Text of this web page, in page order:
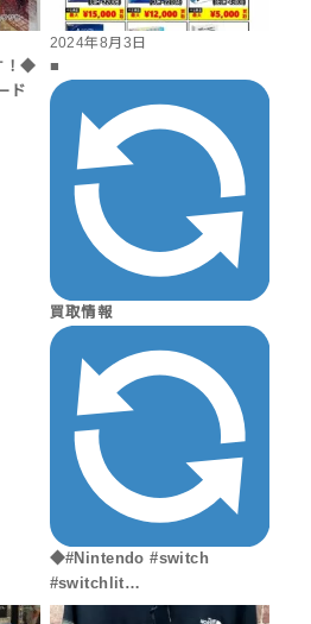
！◆
ド
2024年8月3日
■
買取情報
◆#Nintendo #switch
#switchlit…